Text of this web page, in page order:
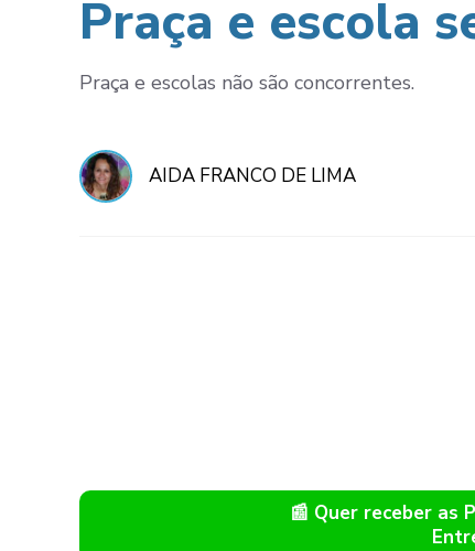
Praça e escola
Praça e escolas não são concorrentes.
AIDA FRANCO DE LIMA
📰 Quer receber as